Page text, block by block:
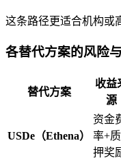
这条路径更适合机构或
各替代方案的风险
替代方案
收益
源
USDe（Ethena）
资金
率+质
押奖